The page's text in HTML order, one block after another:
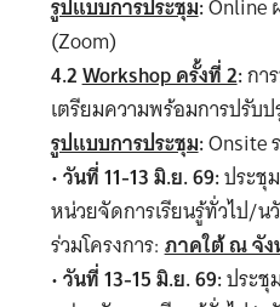
(Zoom)
4.2Workshop ครั้งที่ 2:กา
เตรียมความพร้อมการปรับป
รูปแบบการประชุม:Onsite
•วันที่ 11-13 มิ.ย. 69:ประชุ
หน่วยจัดการเรียนรู้ทั่วไป/น
ร่วมโครงการ:ภาคใต้ ณ จั
•วันที่ 13-15 มิ.ย. 69:ประชุ